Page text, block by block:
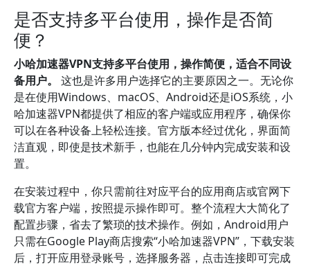
是否支持多平台使用，操作是否简
便？
小哈加速器VPN支持多平台使用，操作简便，适合不同设
备用户。
这也是许多用户选择它的主要原因之一。无论你
是在使用Windows、macOS、Android还是iOS系统，小
哈加速器VPN都提供了相应的客户端或应用程序，确保你
可以在各种设备上轻松连接。官方版本经过优化，界面简
洁直观，即使是技术新手，也能在几分钟内完成安装和设
置。
在安装过程中，你只需前往对应平台的应用商店或官网下
载官方客户端，按照提示操作即可。整个流程大大简化了
配置步骤，省去了繁琐的技术操作。例如，Android用户
只需在Google Play商店搜索“小哈加速器VPN”，下载安装
后，打开应用登录账号，选择服务器，点击连接即可完成